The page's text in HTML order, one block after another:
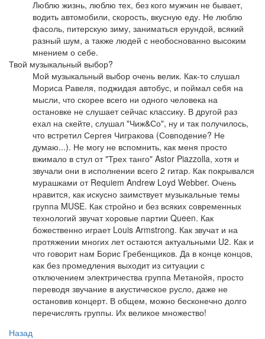
Люблю жизнь, люблю тех, без кого мужчин не бывает,
водить автомобили, скорость, вкусную еду. Не люблю
фасоль, питерскую зиму, заниматься ерундой, всякий
разный шум, а также людей с необоснованно высоким
мнением о себе.
Твой музыкальный выбор?
Мой музыкальный выбор очень велик. Как-то слушал
Мориса Равеля, поджидая автобус, и поймал себя на
мысли, что скорее всего ни одного человека на
остановке не слушает сейчас классику. В другой раз
ехал на скейте, слушал "Чиж&Со", ну и так получилось,
что встретил Сергея Чигракова (Совподение? Не
думаю...). Не могу не вспомнить, как меня просто
вжимало в стул от "Трех танго" Astor Piazzolla, хотя и
звучали они в исполнении всего 2 гитар. Как покрывался
мурашками от Requiem Andrew Loyd Webber. Очень
нравится, как искусно заимствует музыкальные темы
группа MUSE. Как стройно и без всяких современных
технологий звучат хоровые партии Queen. Как
божественно играет Louis Armstrong. Как звучат и на
протяжении многих лет остаются актуальными U2. Как и
что говорит нам Борис Гребенщиков. Да в конце концов,
как без промедления выходит из ситуации с
отключением электричества группа Метанойя, просто
переводя звучание в акустическое русло, даже не
остановив концерт. В общем, можно бесконечно долго
перечислять группы. Их великое множество!
Назад